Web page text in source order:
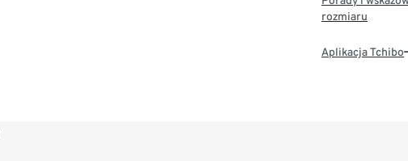
rozmiaru
Aplikacja Tchibo